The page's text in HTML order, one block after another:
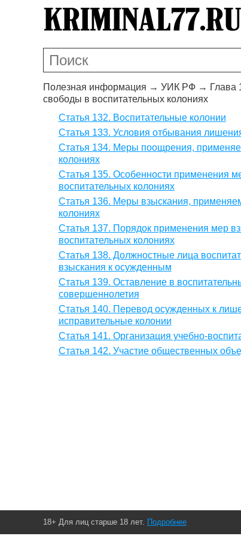
Полезная информация → УИК РФ → Глава
свободы в воспитательных колониях
Статья 132. Воспитательные колонии
Статья 133. Условия отбывания
Статья 134. Меры поощрения,
колониях
Статья 135. Особенности применения
воспитательных колониях
Статья 136. Меры взыскания,
колониях
Статья 137. Порядок применения мер
воспитательных колониях
Статья 138. Должностные лица
взыскания к осужденным
Статья 139. Оставление в
совершеннолетия
Статья 140. Перевод осужденных к
исправительные колонии
Статья 141. Организация учебно-
Статья 142. Участие общественных
18+ Для лиц старше 18 лет. Подробнее